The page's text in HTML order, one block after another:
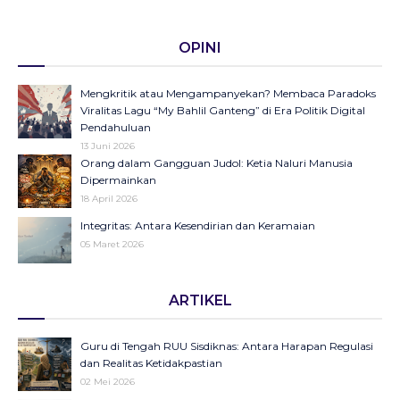
OPINI
Mengkritik atau Mengampanyekan? Membaca Paradoks
Viralitas Lagu “My Bahlil Ganteng” di Era Politik Digital
Pendahuluan
13 Juni 2026
Orang dalam Gangguan Judol: Ketia Naluri Manusia
Dipermainkan
18 April 2026
Integritas: Antara Kesendirian dan Keramaian
05 Maret 2026
Panggung Radio Serta Podcast sebagai Seruan Kesehatan
23 Desember 2025
Objektifikasi di Balik Fenomena Akun ‘UIN WS Cantik’ dan
ARTIKEL
Guru di Tengah RUU Sisdiknas: Antara Harapan Regulasi
dan Realitas Ketidakpastian
02 Mei 2026